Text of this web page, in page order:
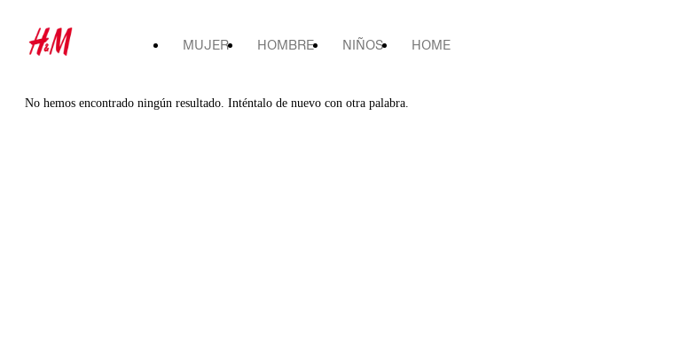
MUJER HOMBRE NIÑOS HOME
No hemos encontrado ningún resultado. Inténtalo de nuevo con otra palabra.